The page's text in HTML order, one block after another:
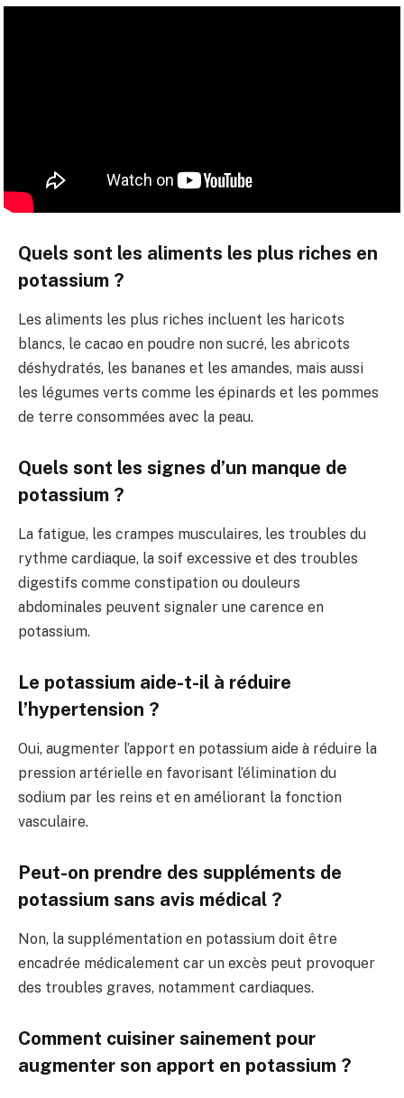
Quels sont les aliments les plus riches en
potassium ?
Les aliments les plus riches incluent les haricots
blancs, le cacao en poudre non sucré, les abricots
déshydratés, les bananes et les amandes, mais aussi
les légumes verts comme les épinards et les pommes
de terre consommées avec la peau.
Quels sont les signes d’un manque de
potassium ?
La fatigue, les crampes musculaires, les troubles du
rythme cardiaque, la soif excessive et des troubles
digestifs comme constipation ou douleurs
abdominales peuvent signaler une carence en
potassium.
Le potassium aide-t-il à réduire
l’hypertension ?
Oui, augmenter l’apport en potassium aide à réduire la
pression artérielle en favorisant l’élimination du
sodium par les reins et en améliorant la fonction
vasculaire.
Peut-on prendre des suppléments de
potassium sans avis médical ?
Non, la supplémentation en potassium doit être
encadrée médicalement car un excès peut provoquer
des troubles graves, notamment cardiaques.
Comment cuisiner sainement pour
augmenter son apport en potassium ?